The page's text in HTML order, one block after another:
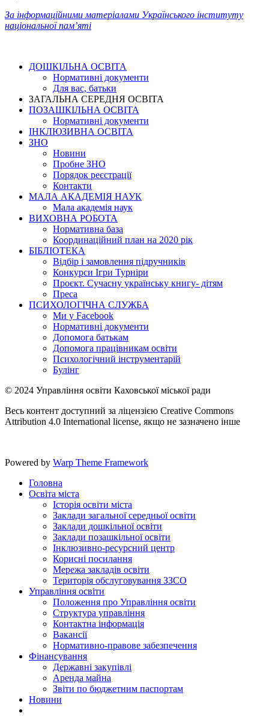
За інформаційними матеріалами Українського інституту
національної пам’яті
ДОШКІЛЬНА ОСВІТА
Нормативні документи
Для вас, батьки
ЗАГАЛЬНА СЕРЕДНЯ ОСВІТА
ПОЗАШКІЛЬНА ОСВІТА
Нормативні документи
ІНКЛЮЗИВНА ОСВІТА
ЗНО
Новини
Пробне ЗНО
Порядок реєстрації
Контакти
МАЛА АКАДЕМІЯ НАУК
Мала академія наук
ВИХОВНА РОБОТА
Нормативна база
Координаційний план на 2020 рік
БІБЛІОТЕКА
Відбір і замовлення підручників
Конкурси Ігри Турніри
Проєкт. Сучасну українську книгу- дітям
Преса
ПСИХОЛОГІЧНА СЛУЖБА
Ми у Facebook
Нормативні документи
Допомога батькам
Допомога працівникам освіти
Психологічний інструментарій
Булінг
© 2024 Управління освіти Каховської міської ради
Весь контент доступний за ліцензією Creative Commons
Attribution 4.0 International license, якщо не зазначено інше
Powered by Warp Theme Framework
Головна
Освіта міста
Історія освіти міста
Заклади загальної середньої освіти
Заклади дошкільної освіти
Заклади позашкільної освіти
Інклюзивно-ресурсний центр
Корисні посилання
Мережа закладів освіти
Територія обслуговування ЗЗСО
Управління освіти
Положення про Управління освіти
Структура управління
Контактна інформація
Вакансії
Нормативно-правове забезпечення
Фінансування
Державні закупівлі
Аренда майна
Звіти по бюджетним паспортам
Новини